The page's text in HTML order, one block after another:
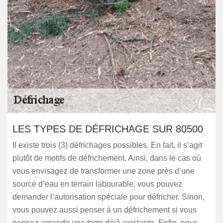
LES TYPES DE DÉFRICHAGE SUR 80500
Il existe trois (3) défrichages possibles. En fait, il s’agit
plutôt de motifs de défrichement. Ainsi, dans le cas où
vous envisagez de transformer une zone près d’une
source d’eau en terrain labourable, vous pouvez
demander l’autorisation spéciale pour défricher. Sinon,
vous pouvez aussi penser à un défrichement si vous